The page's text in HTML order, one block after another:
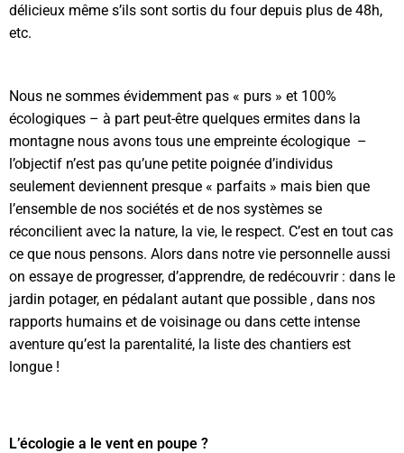
délicieux même s’ils sont sortis du four depuis plus de 48h,
etc.
Nous ne sommes évidemment pas « purs » et 100%
écologiques – à part peut-être quelques ermites dans la
montagne nous avons tous une empreinte écologique –
l’objectif n’est pas qu’une petite poignée d’individus
seulement deviennent presque « parfaits » mais bien que
l’ensemble de nos sociétés et de nos systèmes se
réconcilient avec la nature, la vie, le respect. C’est en tout cas
ce que nous pensons. Alors dans notre vie personnelle aussi
on essaye de progresser, d’apprendre, de redécouvrir : dans le
jardin potager, en pédalant autant que possible , dans nos
rapports humains et de voisinage ou dans cette intense
aventure qu’est la parentalité, la liste des chantiers est
longue !
L’écologie a le vent en poupe ?